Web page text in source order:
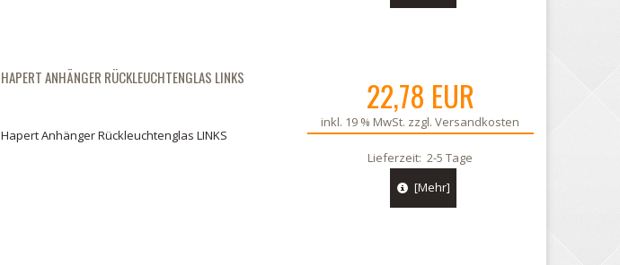
HAPERT ANHÄNGER RÜCKLEUCHTENGLAS LINKS
Hapert Anhänger Rückleuchtenglas LINKS
22,78 EUR
inkl. 19 % MwSt. zzgl.Versandkosten
Lieferzeit:2-5 Tage
[Mehr]